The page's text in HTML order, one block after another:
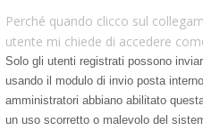
Perché quando clicco sul
utente mi chiede di accedere
Solo gli utenti registrati possono
usando il modulo di invio posta
amministratori abbiano abilitato
un uso scorretto o malevolo del